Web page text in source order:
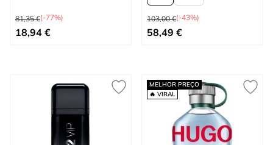
Preço Normal
81,35 €(-77%)
Preço Especial
18,94 €
Preço Normal
103,00 €(-43%)
Tão baixo quanto
58,49 €
MELHOR PREÇO
🔥 VIRAL